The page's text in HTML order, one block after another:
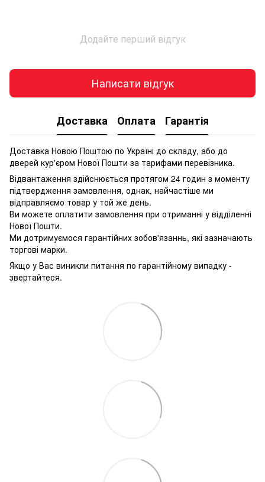
Додайте перший відгук
Написати відгук
Доставка Оплата Гарантія
Доставка Новою Поштою по Україні до складу, або до
дверей кур'єром Нової Пошти за тарифами перевізника.
Відвантаження здійснюється протягом 24 годин з моменту
підтвердження замовлення, однак, найчастіше ми
відправляємо товар у той же день.
Ви можете оплатити замовлення при отриманні у відділенні
Нової Пошти.
Ми дотримуємося гарантійних зобов'язаннь, які зазначають
торгові марки.
Якщо у Вас виникли питання по гарантійному випадку -
звертайтеся.